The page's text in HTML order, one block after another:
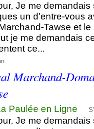
Je me demandais
un d'entre-vous
Tawse et
je me demandais
ce...
Marchand-
Paulée en Ligne
Je me demandais